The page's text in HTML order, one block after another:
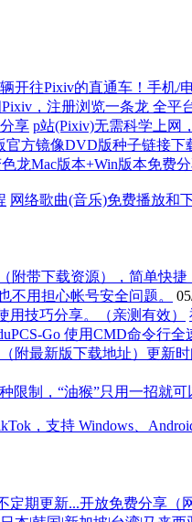
，注册浏览一条龙 全平
p站(Pixiv)无需科学上网
网络歌曲(音乐)免费播放和
不用担心帐号安全问题。
Go 使用CMD命令行全
限制，“油猴”只用一招就可